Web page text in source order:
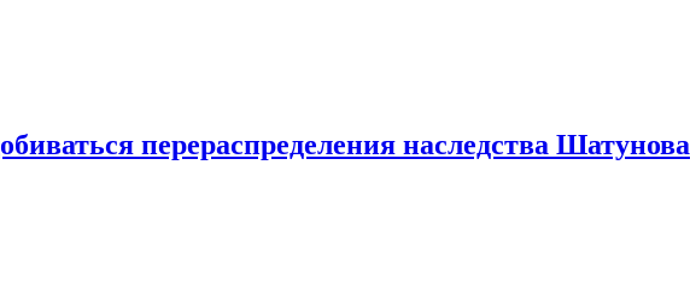
перераспределения наследства Шатунова